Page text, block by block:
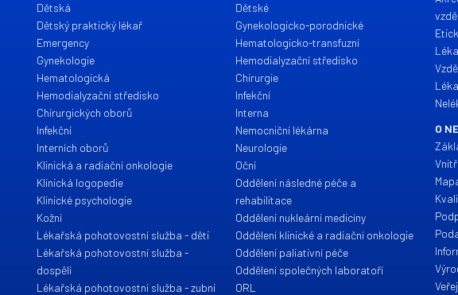
Dětská
Dětský praktický lékař
Emergency
Gynekologie
Hematologická
Hemodialyzační středisko
Chirurgických oborů
Infekční
Interních oborů
Klinická a radiační onkologie
Klinická logopedie
Klinické psychologie
Kožní
Lékařská pohotovostní služba - děti
Lékařská pohotovostní služba -
dospělí
Lékařská pohotovostní služba - zubní
Dětské
Gynekologicko-porodnické
Hematologicko-transfuzní
Hemodialyzační středisko
Chirurgie
Infekční
Interna
Nemocniční lékárna
Neurologie
Oční
Oddělení následné péče a
rehabilitace
Oddělení nukleární medicíny
Oddělení klinické a radiační onkologie
Oddělení paliativní péče
Oddělení společných laboratoří
ORL
O